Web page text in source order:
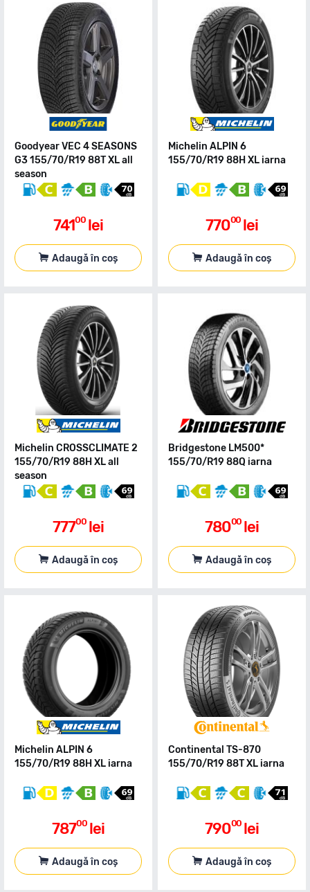
Goodyear VEC 4 SEASONS
G3 155/70/R19 88T XL all
season
74100 lei
Adaugă în coș
Michelin ALPIN 6
155/70/R19 88H XL iarna
77000 lei
Adaugă în coș
Michelin CROSSCLIMATE 2
155/70/R19 88H XL all
season
77700 lei
Adaugă în coș
Bridgestone LM500*
155/70/R19 88Q iarna
78000 lei
Adaugă în coș
Michelin ALPIN 6
155/70/R19 88H XL iarna
78700 lei
Adaugă în coș
Continental TS-870
155/70/R19 88T XL iarna
79000 lei
Adaugă în coș